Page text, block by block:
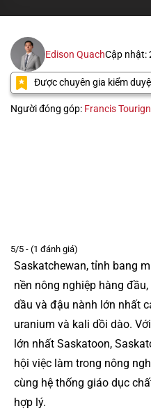
Edison QuachCập
Được chuyên gia kiểm
Người đóng góp: Francis
5/5 - (1 đánh giá)
Saskatchewan, tỉnh bang
nền nông nghiệp hàng
dầu và đậu nành lớn nhất
uranium và kali dồi dào.
lớn nhất Saskatoon,
hội việc làm trong nông
cùng hệ thống giáo dục
hợp lý.